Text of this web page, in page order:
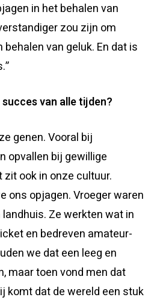
in het behalen van
zou zijn om
van geluk. En dat is
van alle tijden?
genen. Vooral bij
opvallen bij gewillige
ook in onze cultuur.
ons opjagen. Vroeger waren
Ze werkten wat in
en bedreven amateur-
we dat een leeg en
maar toen vond men dat
komt dat de wereld een stuk